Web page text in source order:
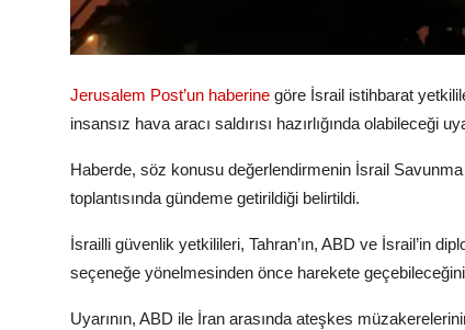
Jerusalem Post’un haberine göre İsrail istihbarat
insansız hava aracı saldırısı hazırlığında olabileceği
Haberde, söz konusu değerlendirmenin İsrail
toplantısında gündeme getirildiği belirtildi.
İsrailli güvenlik yetkilileri, Tahran’ın, ABD ve İsrail’in
seçeneğe yönelmesinden önce harekete
Uyarının, ABD ile İran arasında ateşkes